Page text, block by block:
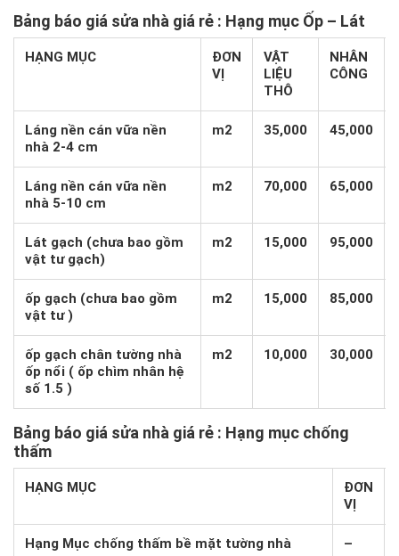
Bảng báo giá sửa nhà giá rẻ : Hạng mục Ốp – Lát
HẠNG MỤC
ĐƠN
VỊ
VẬT
LIỆU
THÔ
NHÂN
CÔNG
Láng nền cán vữa nền
nhà 2-4 cm
m2 35,000 45,000
Láng nền cán vữa nền
nhà 5-10 cm
m2 70,000 65,000
Lát gạch (chưa bao gồm
vật tư gạch)
m2 15,000 95,000
ốp gạch (chưa bao gồm
vật tư )
m2 15,000 85,000
ốp gạch chân tường nhà
ốp nổi ( ốp chìm nhân hệ
số 1.5 )
m2 10,000 30,000
Bảng báo giá sửa nhà giá rẻ : Hạng mục chống
thấm
HẠNG MỤC
ĐƠN
VỊ
Hạng Mục chống thấm bề mặt tường nhà –